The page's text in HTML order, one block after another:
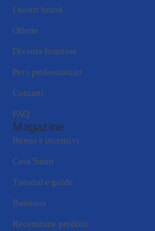
I nostri brand
Offerte
Diventa fornitore
Per i professionisti
Contatti
FAQ
Magazine
Bonus e incentivi
Casa Smart
Tutorial e guide
Business
Recensione prodotti